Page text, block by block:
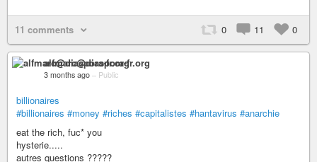
11 comments 0 11 0
alfmarc@diaspora-fr.org
3 months ago – Public
billionaires
#billionaires #money #riches #capitalistes #hantavirus #anarchie
eat the rich, fuc* you
hysterie.....
autres questions ?????